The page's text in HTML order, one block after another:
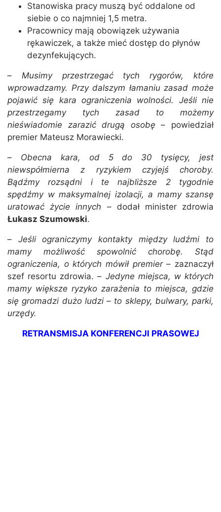
Stanowiska pracy muszą być oddalone od
siebie o co najmniej 1,5 metra.
Pracownicy mają obowiązek używania
rękawiczek, a także mieć dostęp do płynów
dezynfekujących.
– Musimy przestrzegać tych rygorów, które
wprowadzamy. Przy dalszym łamaniu zasad może
pojawić się kara ograniczenia wolności. Jeśli nie
przestrzegamy tych zasad to możemy
nieświadomie zarazić drugą osobę – powiedział
premier Mateusz Morawiecki.
– Obecna kara, od 5 do 30 tysięcy, jest
niewspółmierna z ryzykiem czyjejś choroby.
Bądźmy rozsądni i te najbliższe 2 tygodnie
spędźmy w maksymalnej izolacji, a mamy szansę
uratować życie innych – dodał minister zdrowia
Łukasz Szumowski.
– Jeśli ograniczymy kontakty między ludźmi to
mamy możliwość spowolnić chorobę. Stąd
ograniczenia, o których mówił premier– zaznaczył
szef resortu zdrowia. – Jedyne miejsca, w których
mamy większe ryzyko zarażenia to miejsca, gdzie
się gromadzi dużo ludzi – to sklepy, bulwary, parki,
urzędy.
RETRANSMISJA KONFERENCJI PRASOWEJ